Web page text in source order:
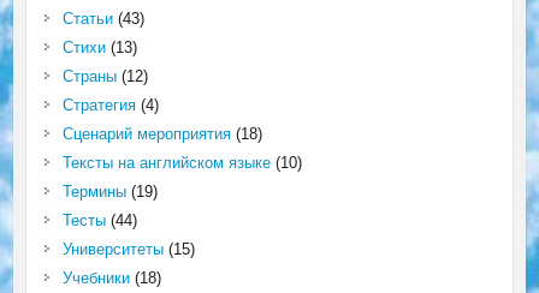
Статьи(43)
Стихи(13)
Страны(12)
Стратегия(4)
Сценарий мероприятия(18)
Тексты на английском языке(10)
Термины(19)
Тесты(44)
Университеты(15)
Учебники(18)